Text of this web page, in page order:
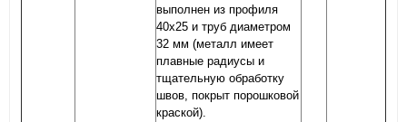
выполнен из профиля
40х25 и труб диаметром
32 мм (металл имеет
плавные радиусы и
тщательную обработку
швов, покрыт порошковой
краской).